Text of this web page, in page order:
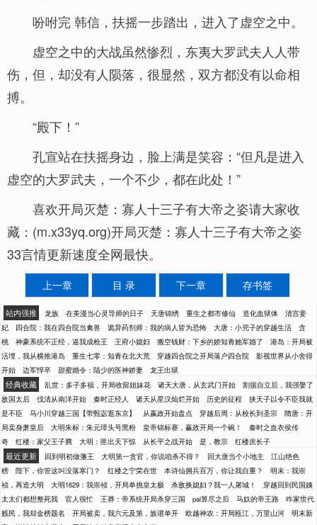
吩咐完 韩信，扶摇一步踏出，进入了虚空之中。
虚空之中的大战虽然惨烈，东夷大罗武夫人人带
伤，但，却没有人陨落，很显然，双方都没有以命相
搏。
“殿下！”
孔宣站在扶摇身边，脸上满是笑容：“但凡是进入
虚空的大罗武夫，一个不少，都在此处！”
喜欢开局灭楚：寡人十三子有大帝之姿请大家收
藏：(m.x33yq.org)开局灭楚：寡人十三子有大帝之姿
33言情更新速度全网最快。
上一章 目 录 下一章 存书签
站内强推 龙族 在美漫当心灵导师的日子 天唐锦绣 重生之都市修仙 造化血狱体
清宫妾
妃
四合院：我在四合院当禽兽 诡异药剂师：我的病人皆为恐怖 大唐：小兕子的穿越生活
含
桃
神豪系统不正经，逼我成枪王 王府小媳妇 搬空钱财：下乡的娇知青她军婚了
港岛：开局被
活埋，我从横推港岛
重生七零：知青在北大荒 穿越四合院之开局落户四合院
影视世界从小舍得
开始
边军悍卒 甜蜜婚令：陆少的医神娇妻 龙王出狱
经典收藏 乱世：多子多福，开局收留姐妹花 诸天大唐，从玄武门开始
割据自立后，我强娶了
敌国太后
伐清从南洋开始 秦时正经人 诸天从星汉灿烂开始 历史的征程
挟天子以令不臣我就
是不臣
马小川穿越三国【带甄宓逛东京】 从嬴政开始盘点 穿越后周：从校长到圣宗
隋唐：开
局卖身萧皇后
大明朱标：朱元璋头号黑粉 皇帝锦标赛，赢政开局一个碗！
秦时之血衣侯传
奇
红楼：家父王子腾 大明：匪出天下惊 从长平之战开始 是，教宗 红楼庶长子
最近更新 回到明初做藩王 大明第一贪官，你说咱杀不得？ 回大唐当个小地主
江山绝色
榜
陛下，你管这叫没落寒门？ 红楼之宁荣在世 本诗仙拥兵百万，你让我自重？
明末：我崇
祯，再造大明
大明1629：我崇祯，开局单挑皇太极 杀敌换媳妇？我一人屠城！
穿越回到民国姨
太太们都想整死我
官人很忙 王莽：帝系统开局杀穿三国 pai算尽之后 马奴的帝王路
咋家世代
贱民，我却金榜题名
开局被卖，我六元及第，族谱单开 欧越神农：开局瓯江，万里山河
明末新